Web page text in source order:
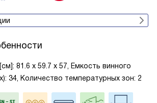
81.6 х 59.7 х 57, Емкость винного
34, Количество температурных зон: 2